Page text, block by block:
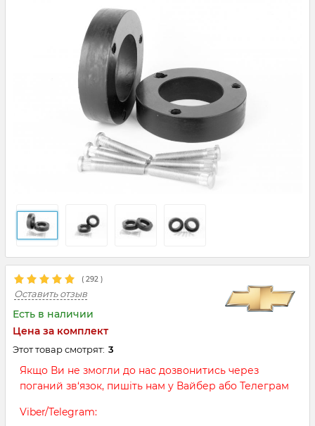
( 292 )
Оставить отзыв
Есть в наличии
Цена за комплект
Этот товар смотрят: 3
Якщо Ви не змогли до нас дозвонитись через
поганий зв‘язок, пишіть нам у Вайбер або Телеграм
Viber/Telegram: